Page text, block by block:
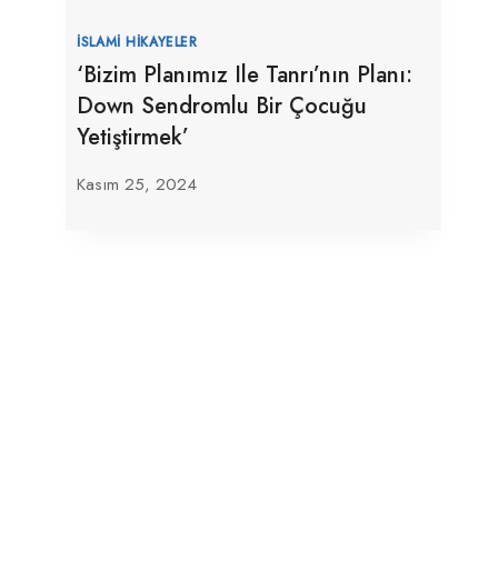
İSLAMI HIKAYELER
‘Bizim Planımız Ile Tanrı’nın Planı:
Down Sendromlu Bir Çocuğu
Yetiştirmek’
Kasım 25, 2024